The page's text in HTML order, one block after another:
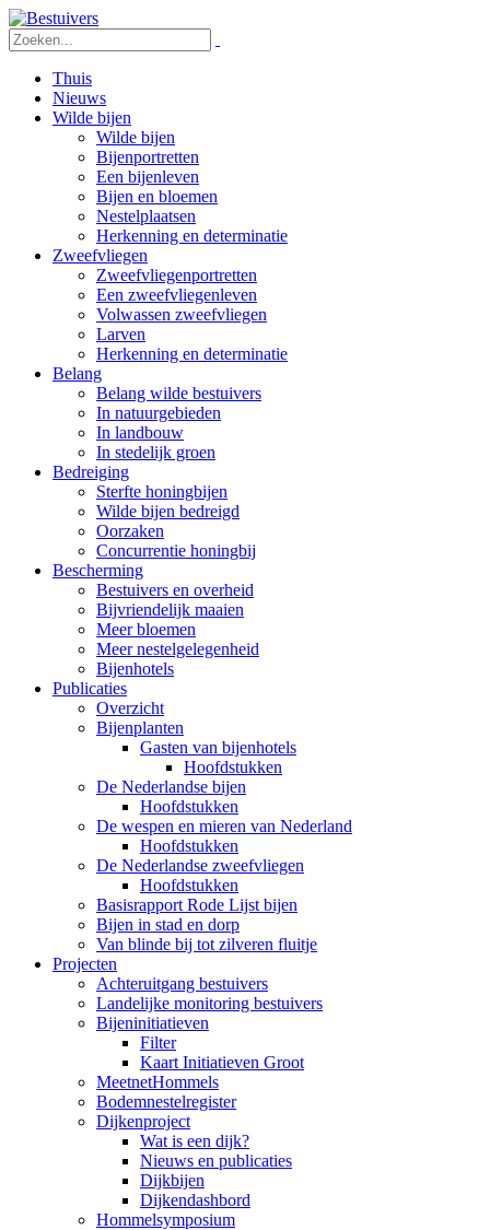
Thuis
Nieuws
Wilde bijen
Wilde bijen
Bijenportretten
Een bijenleven
Bijen en bloemen
Nestelplaatsen
Herkenning en determinatie
Zweefvliegen
Zweefvliegenportretten
Een zweefvliegenleven
Volwassen zweefvliegen
Larven
Herkenning en determinatie
Belang
Belang wilde bestuivers
In natuurgebieden
In landbouw
In stedelijk groen
Bedreiging
Sterfte honingbijen
Wilde bijen bedreigd
Oorzaken
Concurrentie honingbij
Bescherming
Bestuivers en overheid
Bijvriendelijk maaien
Meer bloemen
Meer nestelgelegenheid
Bijenhotels
Publicaties
Overzicht
Bijenplanten
Gasten van bijenhotels
Hoofdstukken
De Nederlandse bijen
Hoofdstukken
De wespen en mieren van Nederland
Hoofdstukken
De Nederlandse zweefvliegen
Hoofdstukken
Basisrapport Rode Lijst bijen
Bijen in stad en dorp
Van blinde bij tot zilveren fluitje
Projecten
Achteruitgang bestuivers
Landelijke monitoring bestuivers
Bijeninitiatieven
Filter
Kaart Initiatieven Groot
MeetnetHommels
Bodemnestelregister
Dijkenproject
Wat is een dijk?
Nieuws en publicaties
Dijkbijen
Dijkendashbord
Hommelsymposium